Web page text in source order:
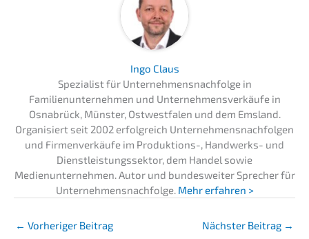
Ingo Claus
Spezialist für Unternehmensnachfolge in
Familienunternehmen und Unternehmensverkäufe in
Osnabrück, Münster, Ostwestfalen und dem Emsland.
Organisiert seit 2002 erfolgreich Unternehmensnachfolgen
und Firmenverkäufe im Produktions-, Handwerks- und
Dienstleistungssektor, dem Handel sowie
Medienunternehmen. Autor und bundesweiter Sprecher für
Unternehmensnachfolge. Mehr erfahren >
← Vorheriger Beitrag Nächster Beitrag →